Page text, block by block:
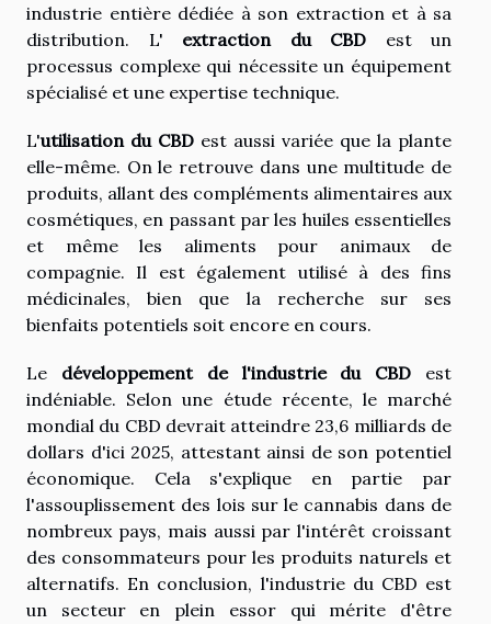
industrie entière dédiée à son extraction et à sa
distribution. L' extraction du CBD est un
processus complexe qui nécessite un équipement
spécialisé et une expertise technique.
L'utilisation du CBD est aussi variée que la plante
elle-même. On le retrouve dans une multitude de
produits, allant des compléments alimentaires aux
cosmétiques, en passant par les huiles essentielles
et même les aliments pour animaux de
compagnie. Il est également utilisé à des fins
médicinales, bien que la recherche sur ses
bienfaits potentiels soit encore en cours.
Le développement de l'industrie du CBD est
indéniable. Selon une étude récente, le marché
mondial du CBD devrait atteindre 23,6 milliards de
dollars d'ici 2025, attestant ainsi de son potentiel
économique. Cela s'explique en partie par
l'assouplissement des lois sur le cannabis dans de
nombreux pays, mais aussi par l'intérêt croissant
des consommateurs pour les produits naturels et
alternatifs. En conclusion, l'industrie du CBD est
un secteur en plein essor qui mérite d'être